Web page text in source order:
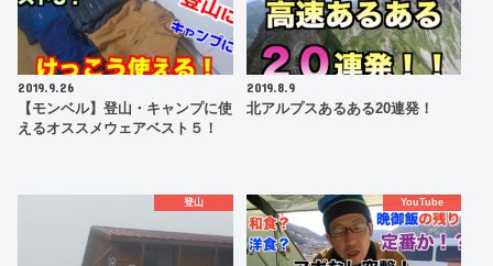
2019.9.26
【モンベル】登山・キャンプに使
えるオススメウェアベスト５！
2019.8.9
北アルプスあるある20連発！
登山 YouTube